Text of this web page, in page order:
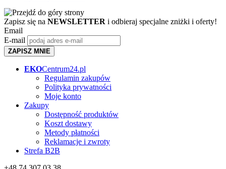
Zapisz się na NEWSLETTER i odbieraj specjalne zniżki i oferty!
Email
E-mail
ZAPISZ MNIE
EKOCentrum24.pl
Regulamin zakupów
Polityka prywatności
Moje konto
Zakupy
Dostępność produktów
Koszt dostawy
Metody płatności
Reklamacje i zwroty
Strefa B2B